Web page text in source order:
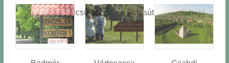
Óbarok
Alcsútdobo
z
Felcsút Tabajd